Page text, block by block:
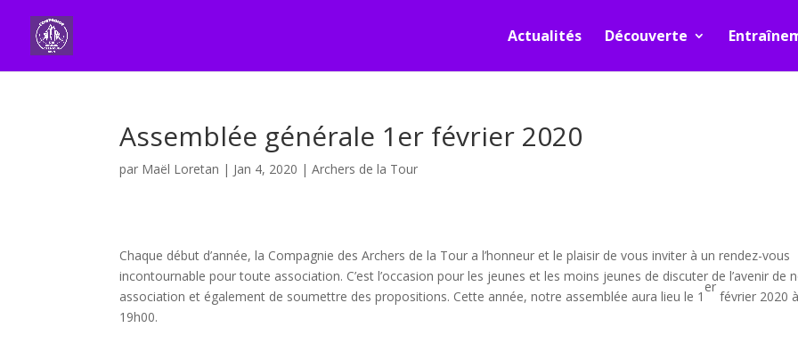
Actualités Découverte
Assemblée générale 1er février 2020
par Maël Loretan | Jan 4, 2020 |Archers de la Tour
Chaque début d’année, la Compagnie des Archers de la Tour a l’honneur et le plaisir de vous inviter à un rendez-vous
incontournable pour toute association. C’est l’occasion pour les jeunes et les moins jeunes de discuter de l’avenir de
association et également de soumettre des propositions. Cette année, notre assemblée aura lieu le 1
er
février 2020 à
19h00.